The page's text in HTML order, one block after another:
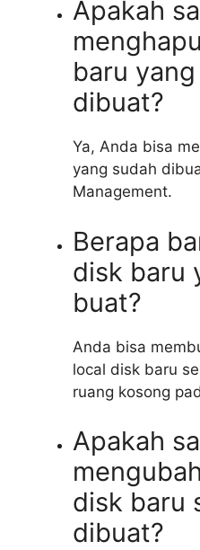
Apakah
baru
dibuat?
Ya, Anda bisa
yang sudah
Management.
Berapa
disk baru
buat?
Anda bisa
local disk baru
ruang kosong
Apakah
disk baru
dibuat?